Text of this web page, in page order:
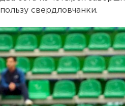
пользу свердловчанки.